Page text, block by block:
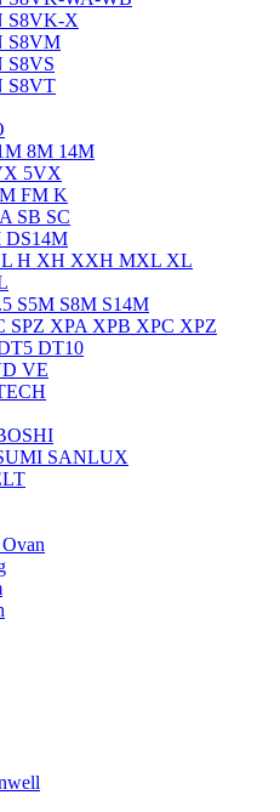
S8VK-X
S8VM
S8VS
S8VT
8M 14M
5VX
FM K
SB SC
DS14M
H XH XXH MXL XL
S5M S8M S14M
SPZ XPA XPB XPC XPZ
DT10
VE
SANLUX